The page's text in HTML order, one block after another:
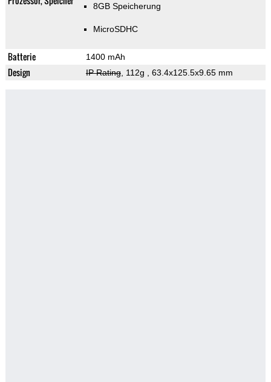
8GB Speicherung
MicroSDHC
Batterie 1400 mAh
Design IP Rating, 112g , 63.4x125.5x9.65 mm